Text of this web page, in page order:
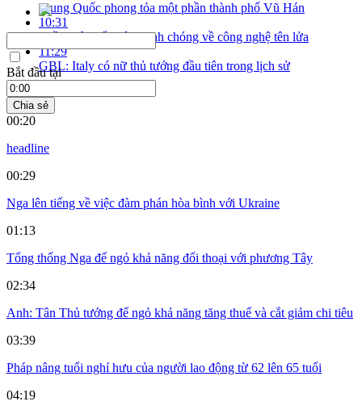
Trung Quốc phong tỏa một phần thành phố Vũ Hán
10:31
Triều Tiên tiến bộ nhanh chóng về công nghệ tên lửa
11:29
GBL: Italy có nữ thủ tướng đầu tiên trong lịch sử
Bắt đầu tại
Chia sẻ
00:20
headline
00:29
Nga lên tiếng về việc đàm phán hòa bình với Ukraine
01:13
Tổng thống Nga để ngỏ khả năng đối thoại với phương Tây
02:34
Anh: Tân Thủ tướng để ngỏ khả năng tăng thuế và cắt giảm chi tiêu
03:39
Pháp nâng tuổi nghỉ hưu của người lao động từ 62 lên 65 tuổi
04:19